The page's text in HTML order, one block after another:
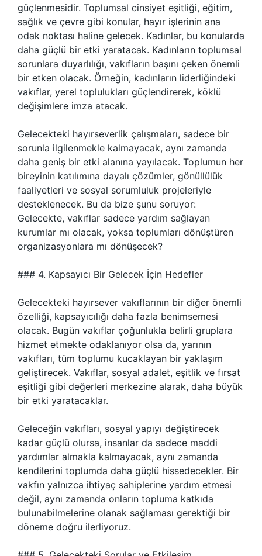
güçlenmesidir. Toplumsal cinsiyet eşitliği, eğitim,
sağlık ve çevre gibi konular, hayır işlerinin ana
odak noktası haline gelecek. Kadınlar, bu konularda
daha güçlü bir etki yaratacak. Kadınların toplumsal
sorunlara duyarlılığı, vakıfların başını çeken önemli
bir etken olacak. Örneğin, kadınların liderliğindeki
vakıflar, yerel toplulukları güçlendirerek, köklü
değişimlere imza atacak.
Gelecekteki hayırseverlik çalışmaları, sadece bir
sorunla ilgilenmekle kalmayacak, aynı zamanda
daha geniş bir etki alanına yayılacak. Toplumun her
bireyinin katılımına dayalı çözümler, gönüllülük
faaliyetleri ve sosyal sorumluluk projeleriyle
desteklenecek. Bu da bize şunu soruyor:
Gelecekte, vakıflar sadece yardım sağlayan
kurumlar mı olacak, yoksa toplumları dönüştüren
organizasyonlara mı dönüşecek?
### 4. Kapsayıcı Bir Gelecek İçin Hedefler
Gelecekteki hayırsever vakıflarının bir diğer önemli
özelliği, kapsayıcılığı daha fazla benimsemesi
olacak. Bugün vakıflar çoğunlukla belirli gruplara
hizmet etmekte odaklanıyor olsa da, yarının
vakıfları, tüm toplumu kucaklayan bir yaklaşım
geliştirecek. Vakıflar, sosyal adalet, eşitlik ve fırsat
eşitliği gibi değerleri merkezine alarak, daha büyük
bir etki yaratacaklar.
Geleceğin vakıfları, sosyal yapıyı değiştirecek
kadar güçlü olursa, insanlar da sadece maddi
yardımlar almakla kalmayacak, aynı zamanda
kendilerini toplumda daha güçlü hissedecekler. Bir
vakfın yalnızca ihtiyaç sahiplerine yardım etmesi
değil, aynı zamanda onların topluma katkıda
bulunabilmelerine olanak sağlaması gerektiği bir
döneme doğru ilerliyoruz.